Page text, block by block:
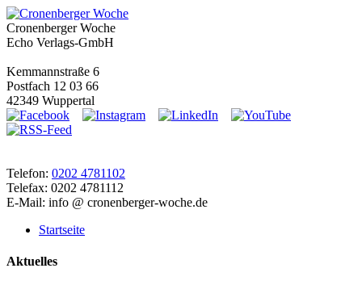
Cronenberger Woche
Echo Verlags-GmbH
Kemmannstraße 6
Postfach 12 03 66
42349 Wuppertal
Telefon: 0202 4781102
Telefax: 0202 4781112
E-Mail: info @ cronenberger-woche.de
Startseite
Aktuelles